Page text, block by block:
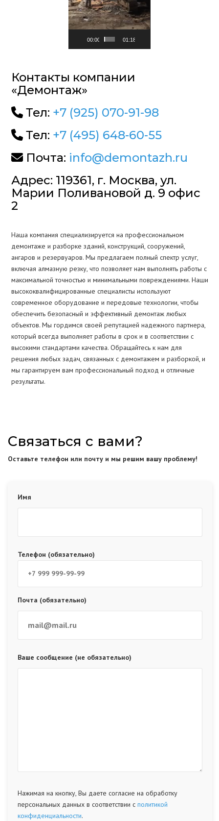
00:00 01:18
Контакты компании
«Демонтаж»
Тел: +7 (925) 070-91-98
Тел: +7 (495) 648-60-55
Почта: info@demontazh.ru
Адрес: 119361, г. Москва, ул.
Марии Поливановой д. 9 офис
2
Наша компания специализируется на профессиональном
демонтаже и разборке зданий, конструкций, сооружений,
ангаров и резервуаров. Мы предлагаем полный спектр услуг,
включая алмазную резку, что позволяет нам выполнять работы с
максимальной точностью и минимальными повреждениями. Наши
высококвалифицированные специалисты используют
современное оборудование и передовые технологии, чтобы
обеспечить безопасный и эффективный демонтаж любых
объектов. Мы гордимся своей репутацией надежного партнера,
который всегда выполняет работы в срок и в соответствии с
высокими стандартами качества. Обращайтесь к нам для
решения любых задач, связанных с демонтажем и разборкой, и
мы гарантируем вам профессиональный подход и отличные
результаты.
Связаться с вами?
Оставьте телефон или почту и мы решим вашу проблему!
Имя
Телефон (обязательно)
Почта (обязательно)
Ваше сообщение (не обязательно)
Нажимая на кнопку, Вы даете согласие на обработку
персональных данных в соответствии с политикой
конфиденциальности.